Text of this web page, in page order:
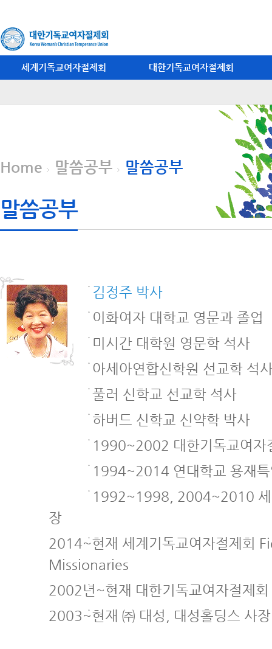
세계기독교여자절제회 대한기독교여자절제회
Home 말씀공부 말씀공부
말씀공부
김정주 박사
이화여자 대학교 영문과 졸업
미시간 대학원 영문학 석사
아세아연합신학원 선교학 석
풀러 신학교 선교학 석사
하버드 신학교 신약학 박사
1990~2002 대한기독교여자
1994~2014 연대학교 용재
1992~1998, 2004~2010 세
장
2014~현재 세계기독교여자절제회
Missionaries
2002년~현재 대한기독교여자절제
2003~현재 ㈜ 대성, 대성홀딩스 사장